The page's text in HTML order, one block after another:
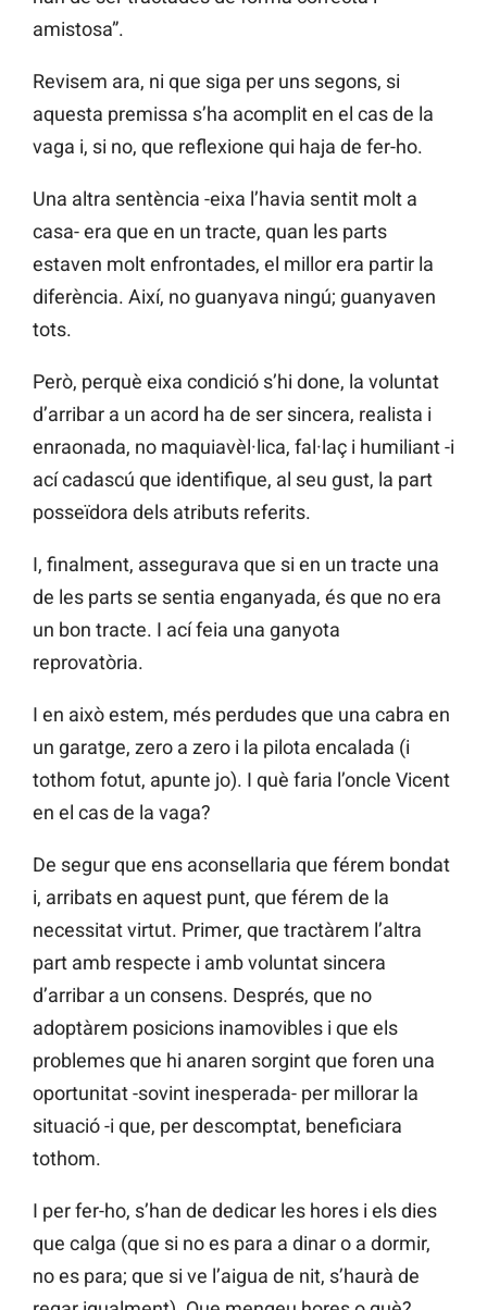
amistosa”.
Revisem ara, ni que siga per uns segons, si
aquesta premissa s’ha acomplit en el cas de la
vaga i, si no, que reflexione qui haja de fer-ho.
Una altra sentència -eixa l’havia sentit molt a
casa- era que en un tracte, quan les parts
estaven molt enfrontades, el millor era partir la
diferència. Així, no guanyava ningú; guanyaven
tots.
Però, perquè eixa condició s’hi done, la voluntat
d’arribar a un acord ha de ser sincera, realista i
enraonada, no maquiavèl·lica, fal·laç i humiliant -i
ací cadascú que identifique, al seu gust, la part
posseïdora dels atributs referits.
I, finalment, assegurava que si en un tracte una
de les parts se sentia enganyada, és que no era
un bon tracte. I ací feia una ganyota
reprovatòria.
I en això estem, més perdudes que una cabra en
un garatge, zero a zero i la pilota encalada (i
tothom fotut, apunte jo). I què faria l’oncle Vicent
en el cas de la vaga?
De segur que ens aconsellaria que férem bondat
i, arribats en aquest punt, que férem de la
necessitat virtut. Primer, que tractàrem l’altra
part amb respecte i amb voluntat sincera
d’arribar a un consens. Després, que no
adoptàrem posicions inamovibles i que els
problemes que hi anaren sorgint que foren una
oportunitat -sovint inesperada- per millorar la
situació -i que, per descomptat, beneficiara
tothom.
I per fer-ho, s’han de dedicar les hores i els dies
que calga (que si no es para a dinar o a dormir,
no es para; que si ve l’aigua de nit, s’haurà de